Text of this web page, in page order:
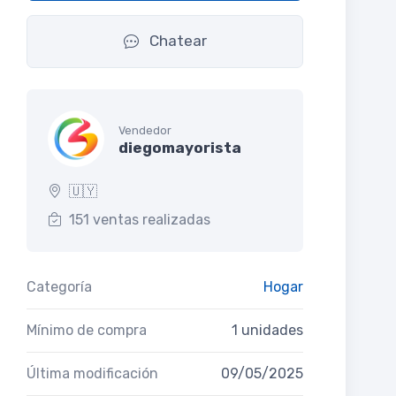
Chatear
Vendedor
diegomayorista
🇺🇾
151 ventas realizadas
Categoría Hogar
Mínimo de compra 1 unidades
Última modificación 09/05/2025